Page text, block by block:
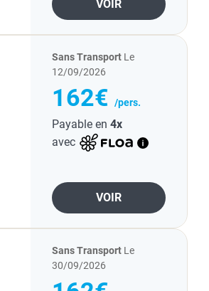
VOIR
Sans Transport Le
12/09/2026
162€ /pers.
Payable en 4x
avec
VOIR
Sans Transport Le
30/09/2026